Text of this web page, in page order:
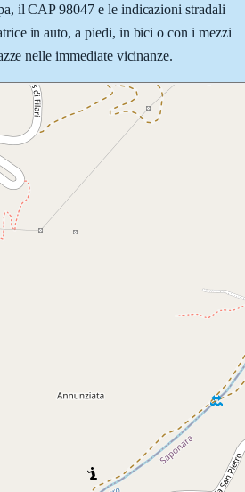
il CAP 98047 e le indicazioni stradali
in auto, a piedi, in bici o con i mezzi
nelle immediate vicinanze.